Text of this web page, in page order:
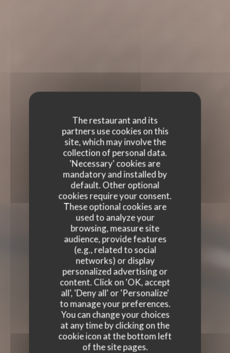
The restaurant and its
partners use cookies on this
site, which may involve the
collection of personal data.
'Necessary' cookies are
mandatory and installed by
default. Other optional
cookies require your consent.
These optional cookies are
used to analyze your
browsing, measure site
audience, provide features
(e.g., related to social
networks) or display
personalized advertising or
content. Click on 'OK, accept
all', 'Deny all' or 'Personalize'
to manage your preferences.
You can change your choices
at any time by clicking on the
cookie icon at the bottom left
of the site pages.